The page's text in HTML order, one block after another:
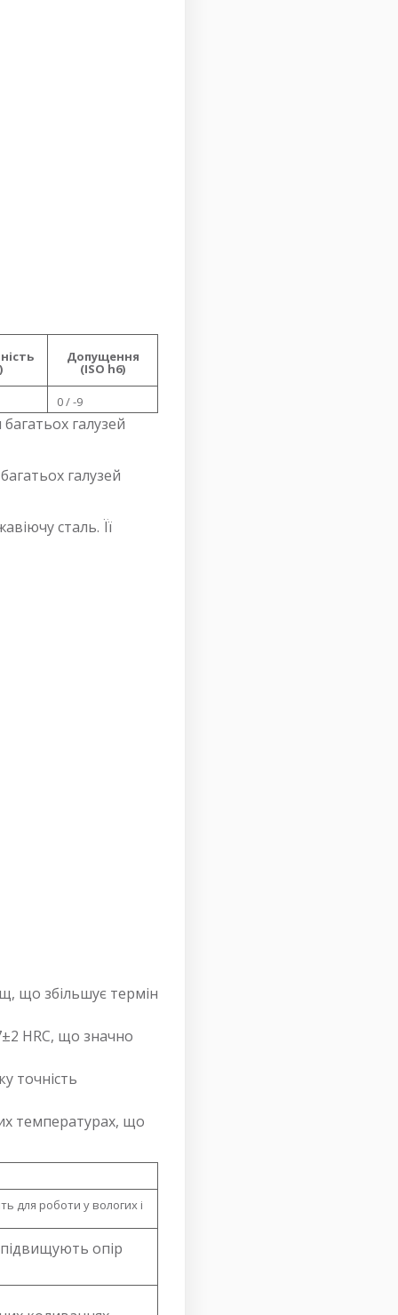
Допущення
(ISO h6)
0 / -9
галузей
галузей
сталь. Її
що збільшує термін
HRC, що значно
точність
температурах, що
для роботи у вологих і
підвищують опір